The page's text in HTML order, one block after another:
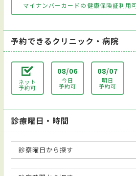
マイナンバーカードの健康保険証利用
予約できるクリニック・病院
ネット
予約可
08/06
今日
予約可
08/07
明日
予約可
診療曜日・時間
診察曜日から探す